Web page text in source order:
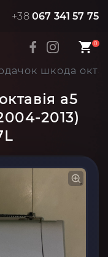
+38 067 341 57 75
0
шкода
а5
2013)